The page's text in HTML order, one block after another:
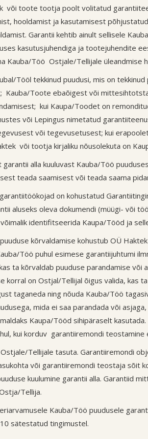
või toote tootja poolt volitatud
hooldamist ja kasutamisest
Garantii kehtib ainult sellisele
kasutusjuhendiga ja tootejuhendite
Kauba/Töö Ostjale/Tellijale üleandmise
Tööl tekkinud puudusi, mis on
Kauba/Toote ebaõigest või
kui Kaupa/Toodet on
või Lepingus nimetatud
või tegevusetusest; kui
või tootja kirjaliku nõusolekuta on
alla kuuluvast Kauba/Töö
teada saamisest või teada saama
on kohustatud
aluseks oleva dokumendi (müügi- või
identifitseerida Kaupa/Tööd ja
kõrvaldamise kohustub OÜ
Töö puhul esimese garantiijuhtumi
ta kõrvaldab puuduse parandamise
korral on Ostjal/Tellijal õigus valida, kas
taganeda ning nõuda Kauba/Töö
mida ei saa parandada või
Kaupa/Tööd sihipäraselt
kui korduv garantiiremondi teostamine
Tellijale tasuta. Garantiiremondi
või garantiiremondi teostaja sõit
kuulumine garantii alla. Garantiid
Tellija.
Kauba/Töö puudusele
sätestatud tingimustel.